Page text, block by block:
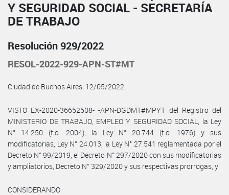
Y SEGURIDAD SOCIAL - SECRETARÍA
DE TRABAJO
Resolución 929/2022
RESOL-2022-929-APN-ST#MT
Ciudad de Buenos Aires, 12/05/2022
VISTO EX-2020-36652508- -APN-DGDMT#MPYT del Registro del
MINISTERIO DE TRABAJO, EMPLEO Y SEGURIDAD SOCIAL, la Ley
N° 14.250 (t.o. 2004), la Ley N° 20.744 (t.o. 1976) y sus
modificatorias, Ley N° 24.013, la Ley N° 27.541 reglamentada por el
Decreto N° 99/2019, el Decreto N° 297/2020 con sus modificatorias
y ampliatorios, Decreto N° 329/2020 y sus respectivas prorrogas, y
CONSIDERANDO: